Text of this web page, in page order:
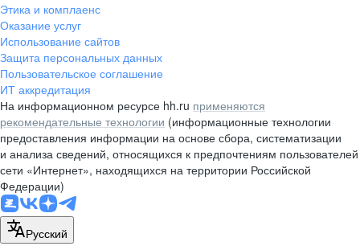
pr@rabota.by
Алматы
пр. Абая, д. 151, БЦ Алатау,
12 этаж, офис 1209
+7 727 232-13-13
pr@headhunter.com.kz
Этика и комплаенс
Оказание услуг
Использование сайтов
Защита персональных данных
Пользовательское соглашение
ИТ аккредитация
На информационном ресурсе hh.ru применяются
рекомендательные технологии (информационные технологии
предоставления информации на основе сбора, систематизации
и анализа сведений, относящихся к предпочтениям пользователей
сети «Интернет», находящихся на территории Российской
Федерации)
Русский